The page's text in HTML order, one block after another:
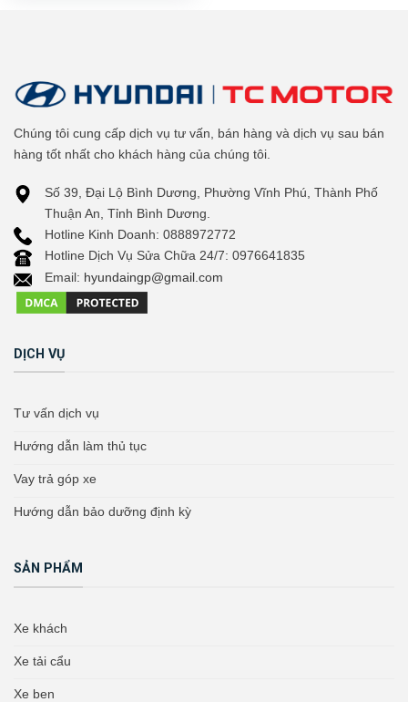
Chúng tôi cung cấp dịch vụ tư vấn, bán hàng và dịch vụ sau bán
hàng tốt nhất cho khách hàng của chúng tôi.
Số 39, Đại Lộ Bình Dương, Phường Vĩnh Phú, Thành Phố
Thuận An, Tỉnh Bình Dương.
Hotline Kinh Doanh: 0888972772
Hotline Dịch Vụ Sửa Chữa 24/7: 0976641835
Email: hyundaingp@gmail.com
DỊCH VỤ
Tư vấn dịch vụ
Hướng dẫn làm thủ tục
Vay trả góp xe
Hướng dẫn bảo dưỡng định kỳ
SẢN PHẨM
Xe khách
Xe tải cẩu
Xe ben